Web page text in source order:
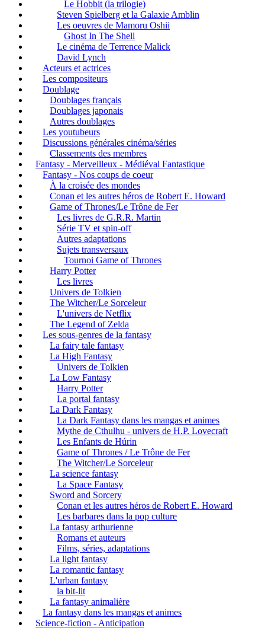
Le Hobbit (la trilogie)
Steven Spielberg et la Galaxie Amblin
Les oeuvres de Mamoru Oshii
Ghost In The Shell
Le cinéma de Terrence Malick
David Lynch
Acteurs et actrices
Les compositeurs
Doublage
Doublages français
Doublages japonais
Autres doublages
Les youtubeurs
Discussions générales cinéma/séries
Classements des membres
Fantasy - Merveilleux - Médiéval Fantastique
Fantasy - Nos coups de coeur
À la croisée des mondes
Conan et les autres héros de Robert E. Howard
Game of Thrones/Le Trône de Fer
Les livres de G.R.R. Martin
Série TV et spin-off
Autres adaptations
Sujets transversaux
Tournoi Game of Thrones
Harry Potter
Les livres
Univers de Tolkien
The Witcher/Le Sorceleur
L'univers de Netflix
The Legend of Zelda
Les sous-genres de la fantasy
La fairy tale fantasy
La High Fantasy
Univers de Tolkien
La Low Fantasy
Harry Potter
La portal fantasy
La Dark Fantasy
La Dark Fantasy dans les mangas et animes
Mythe de Cthulhu - univers de H.P. Lovecraft
Les Enfants de Húrin
Game of Thrones / Le Trône de Fer
The Witcher/Le Sorceleur
La science fantasy
La Space Fantasy
Sword and Sorcery
Conan et les autres héros de Robert E. Howard
Les barbares dans la pop culture
La fantasy arthurienne
Romans et auteurs
Films, séries, adaptations
La light fantasy
La romantic fantasy
L'urban fantasy
la bit-lit
La fantasy animalière
La fantasy dans les mangas et animes
Science-fiction - Anticipation